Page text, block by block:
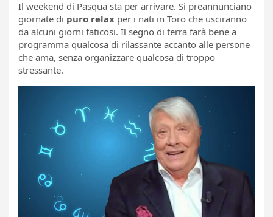
Il weekend di Pasqua sta per arrivare. Si preannunciano
giornate di puro relax per i nati in Toro che usciranno
da alcuni giorni faticosi. Il segno di terra farà bene a
programma qualcosa di rilassante accanto alle persone
che ama, senza organizzare qualcosa di troppo
stressante.